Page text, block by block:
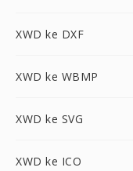
XWD ke DXF
XWD ke WBMP
XWD ke SVG
XWD ke ICO